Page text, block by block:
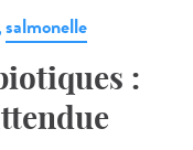
salmonelle
: